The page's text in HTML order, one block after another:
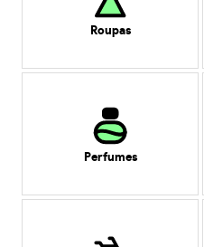
Roupas
Perfumes